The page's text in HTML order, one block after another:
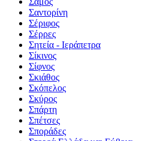
Σαντορίνη
Σέριφος
Σέρρες
Σητεία - Ιεράπετρα
Σίκινος
Σίφνος
Σκιάθος
Σκόπελος
Σκύρος
Σπάρτη
Σπέτσες
Σποράδες